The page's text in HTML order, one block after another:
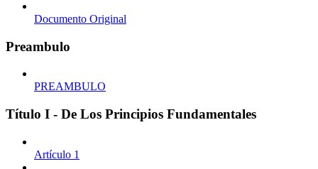
Documento Original
Preambulo
PREAMBULO
Título I - De Los Principios Fundamentales
Artículo 1